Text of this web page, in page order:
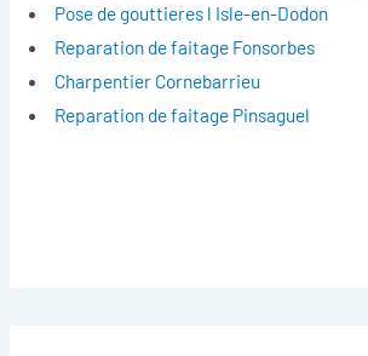
Pose de gouttieres l Isle-en-Dodon
Reparation de faitage Fonsorbes
Charpentier Cornebarrieu
Reparation de faitage Pinsaguel